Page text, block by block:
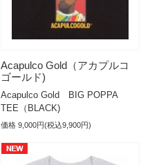
Acapulco Gold（アカプルコ
ゴールド)
Acapulco Gold BIG POPPA
TEE（BLACK)
価格 9,000円(税込9,900円)